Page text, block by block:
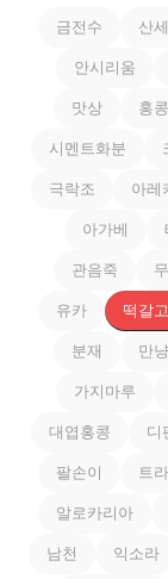
금전수 산
안시리움
맛상 홍
시멘트화분
극락조 아레
아가베
관음죽
유카 떡갈
분재 만
가지마루
대엽홍콩 디
팔손이 트
알로카리아
남천 익소라